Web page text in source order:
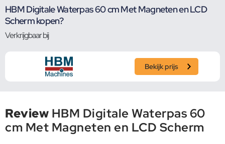
HBM Digitale Waterpas 60 cm Met Magneten en LCD
Scherm kopen?
Verkrijgbaar bij
Bekijk prijs
Review HBM Digitale Waterpas 60
cm Met Magneten en LCD Scherm